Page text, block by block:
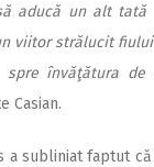
aducă un alt
viitor strălucit
învăţătura de
Casian.
a subliniat faptut